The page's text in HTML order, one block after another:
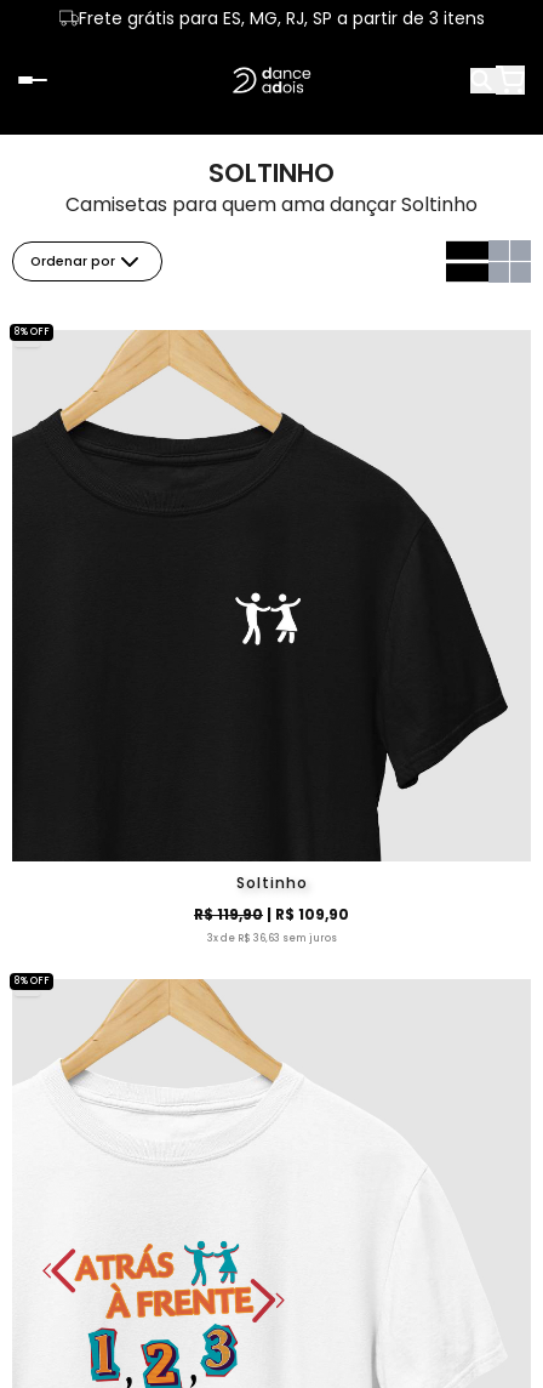
Frete grátis para ES, MG, RJ, SP a partir de 3 itens
SOLTINHO
Camisetas para quem ama dançar Soltinho
Ordenar por
Soltinho
R$ 119,90 | R$ 109,90
3x de R$ 36,63 sem juros
8% OFF
8% OFF